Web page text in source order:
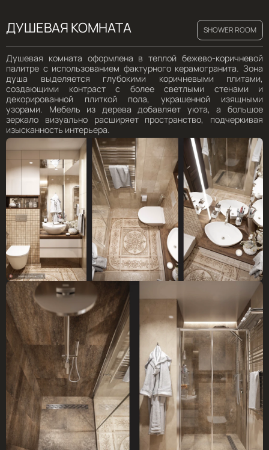
ДУШЕВАЯ КОМНАТА SHOWER ROOM
Душевая комната оформлена в теплой бежево-коричневой
палитре с использованием фактурного керамогранита. Зона
душа выделяется глубокими коричневыми плитами,
создающими контраст с более светлыми стенами и
декорированной плиткой пола, украшенной изящными
узорами. Мебель из дерева добавляет уюта, а большое
зеркало визуально расширяет пространство, подчеркивая
изысканность интерьера.